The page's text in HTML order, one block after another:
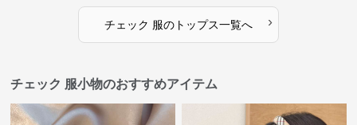
チェック 服のトップス一覧へ ›
チェック 服小物のおすすめアイテム